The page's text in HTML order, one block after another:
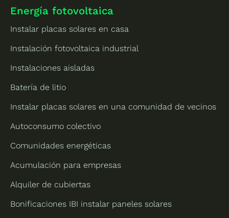
Energía fotovoltaica
Instalar placas solares en casa
Instalación fotovoltaica industrial
Instalaciones aisladas
Batería de litio
Instalar placas solares en una comunidad de vecinos
Autoconsumo colectivo
Comunidades energéticas
Acumulación para empresas
Alquiler de cubiertas
Bonificaciones IBI instalar paneles solares